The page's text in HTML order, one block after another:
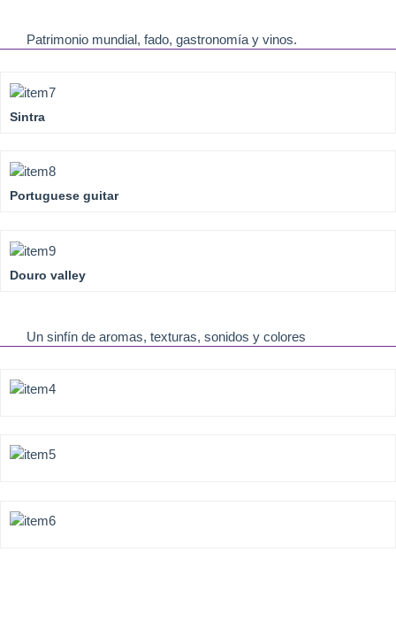
Patrimonio mundial, fado, gastronomía y vinos.
Sintra
Portuguese guitar
Douro valley
Un sinfín de aromas, texturas, sonidos y colores